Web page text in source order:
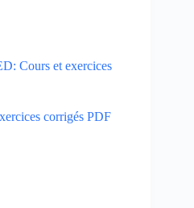
Cours et exercices
corrigés PDF